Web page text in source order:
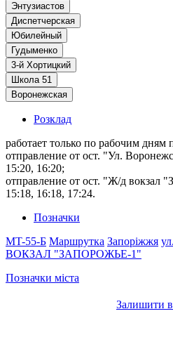
Энтузиастов
Диспетчерская
Юбилейный
Гудыменко
3-й Хортицкий
Школа 51
Воронежская
Розклад
работает только по рабочим дням
отправление от ост. "Ул.
15:20, 16:20;
отправление от ост. "Ж/д вокзал
15:18, 16:18, 17:24.
Позначки
MT-55-Б Маршрутка Запоріжжя
ВОКЗАЛ "ЗАПОРОЖЬЕ-1"
Позначки міста
Залишити